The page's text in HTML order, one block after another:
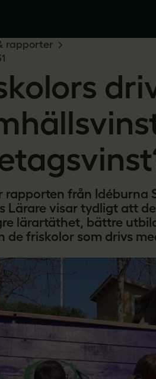
rapporter
rapporten från Idéburna
Lärare visar tydligt att
lärartäthet, bättre
de friskolor som drivs